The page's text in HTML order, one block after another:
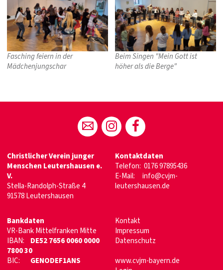
Fasching feiern in der
Mädchenjungschar
Beim Singen "Mein Gott ist
höher als die Berge"
Christlicher Verein junger
Menschen Leutershausen e.
V.
Stella-Randolph-Straße 4
91578 Leutershausen
Kontaktdaten
Telefon: 0176 97895436
E-Mail:
info@cvjm-
leutershausen.de
Bankdaten
VR-Bank Mittelfranken Mitte
IBAN: DE52 7656 0060 0000
7800 30
BIC: GENODEF1ANS
Kontakt
Impressum
Datenschutz
www.cvjm-bayern.de